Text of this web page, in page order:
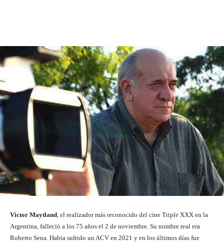
Victor Maytland , el realizador más reconocido del cine Triple XXX en la
Argentina, falleció a los 75 años el 2 de noviembre. Su nombre real era
Roberto Sena. Había sufrido un ACV en 2021 y en los últimos días fue